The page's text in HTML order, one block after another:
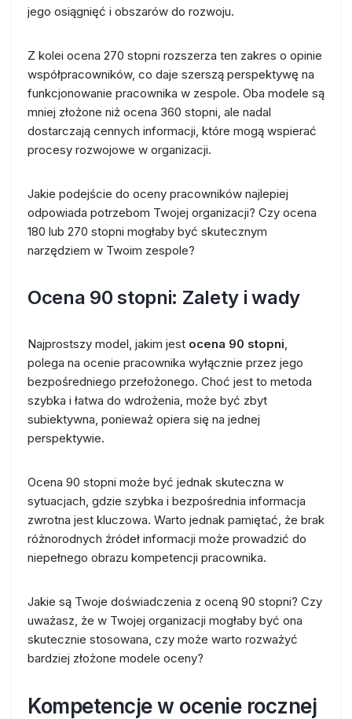
jego osiągnięć i obszarów do rozwoju.
Z kolei ocena 270 stopni rozszerza ten zakres o opinie
współpracowników, co daje szerszą perspektywę na
funkcjonowanie pracownika w zespole. Oba modele są
mniej złożone niż ocena 360 stopni, ale nadal
dostarczają cennych informacji, które mogą wspierać
procesy rozwojowe w organizacji.
Jakie podejście do oceny pracowników najlepiej
odpowiada potrzebom Twojej organizacji? Czy ocena
180 lub 270 stopni mogłaby być skutecznym
narzędziem w Twoim zespole?
Ocena 90 stopni: Zalety i wady
Najprostszy model, jakim jest ocena 90 stopni,
polega na ocenie pracownika wyłącznie przez jego
bezpośredniego przełożonego. Choć jest to metoda
szybka i łatwa do wdrożenia, może być zbyt
subiektywna, ponieważ opiera się na jednej
perspektywie.
Ocena 90 stopni może być jednak skuteczna w
sytuacjach, gdzie szybka i bezpośrednia informacja
zwrotna jest kluczowa. Warto jednak pamiętać, że brak
różnorodnych źródeł informacji może prowadzić do
niepełnego obrazu kompetencji pracownika.
Jakie są Twoje doświadczenia z oceną 90 stopni? Czy
uważasz, że w Twojej organizacji mogłaby być ona
skutecznie stosowana, czy może warto rozważyć
bardziej złożone modele oceny?
Kompetencje w ocenie rocznej